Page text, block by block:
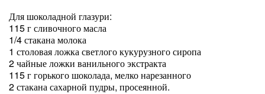
Для шоколадной глазури:
115 г сливочного масла
1/4 стакана молока
1 столовая ложка светлого кукурузного сиропа
2 чайные ложки ванильного экстракта
115 г горького шоколада, мелко нарезанного
2 стакана сахарной пудры, просеянной.